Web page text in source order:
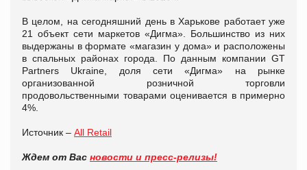
В целом, на сегодняшний день в Харькове работает уже
21 объект сети маркетов «Дигма». Большинство из них
выдержаны в формате «магазин у дома» и расположены
в спальных районах города. По данным компании GT
Partners Ukraine, доля сети «Дигма» на рынке
организованной розничной торговли
продовольственными товарами оценивается в примерно
4%.
Источник – All Retail
Ждем от Вас новости и пресс-релизы!